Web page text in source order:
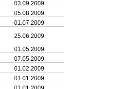
03.09.2009
05.08.2009
01.07.2009
25.06.2009
01.05.2009
07.05.2009
01.02.2009
01.01.2009